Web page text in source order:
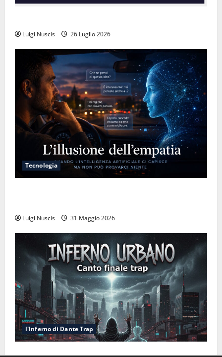
Luigi Nuscis 26 Luglio 2026
Tecnologia
Luigi Nuscis 31 Maggio 2026
l'Inferno di Dante Trap